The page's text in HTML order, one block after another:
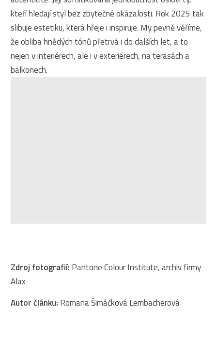
kteří hledají styl bez zbytečné okázalosti. Rok 2025 tak
slibuje estetiku, která hřeje i inspiruje. My pevně věříme,
že obliba hnědých tónů přetrvá i do dalších let, a to
nejen v interiérech, ale i v exteriérech, na terasách a
balkonech.
Zdroj fotografií: Pantone Colour Institute, archiv firmy
Alax
Autor článku: Romana Šimáčková Lembacherová